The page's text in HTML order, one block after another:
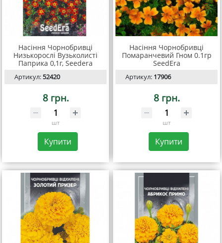
Насіння Чорнобривці
Низькорослі Вузьколисті
Паприка 0,1г, Seedera
Артикул:52420
8 грн.
шт
Купити
Насіння Чорнобривці
Помаранчевий Гном 0.1гр
SeedEra
Артикул: 17906
8 грн.
шт
Купити